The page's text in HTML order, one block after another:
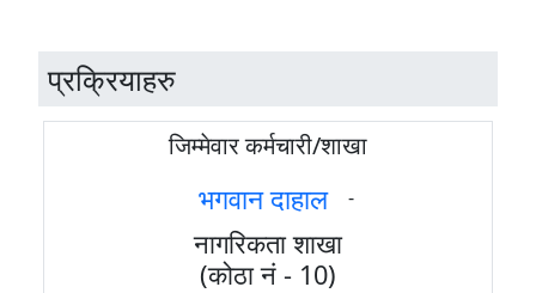
प्रक्रियाहरु
जिम्मेवार कर्मचारी/शाखा
भगवान दाहाल -
नागरिकता शाखा
(कोठा नं - 10)